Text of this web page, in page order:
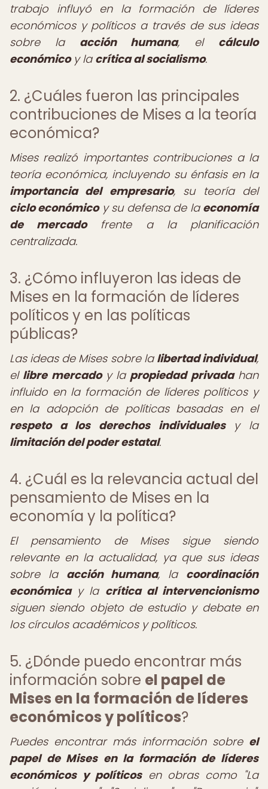
trabajo influyó en la formación de líderes
económicos y políticos a través de sus ideas
sobre la acción humana, el cálculo
económicoy la crítica al socialismo.
2. ¿Cuáles fueron las principales
contribuciones de Mises a la teoría
económica?
Mises realizó importantes contribuciones a la
teoría económica, incluyendo su énfasis en la
importancia del empresario, su teoría del
ciclo económicoy su defensa de la economía
de mercadofrente a la planificación
centralizada.
3. ¿Cómo influyeron las ideas de
Mises en la formación de líderes
políticos y en las políticas
públicas?
Las ideas de Mises sobre la libertad individual,
el libre mercadoy la propiedad privadahan
influido en la formación de líderes políticos y
en la adopción de políticas basadas en el
respeto a los derechos individualesy la
limitación del poder estatal.
4. ¿Cuál es la relevancia actual del
pensamiento de Mises en la
economía y la política?
El pensamiento de Mises sigue siendo
relevante en la actualidad, ya que sus ideas
sobre la acción humana, la coordinación
económicay la crítica al intervencionismo
siguen siendo objeto de estudio y debate en
los círculos académicos y políticos.
5. ¿Dónde puedo encontrar más
información sobre el papel de
Mises en la formación de líderes
económicos y políticos?
Puedes encontrar más información sobre el
papel de Mises en la formación de líderes
económicos y políticosen obras como "La